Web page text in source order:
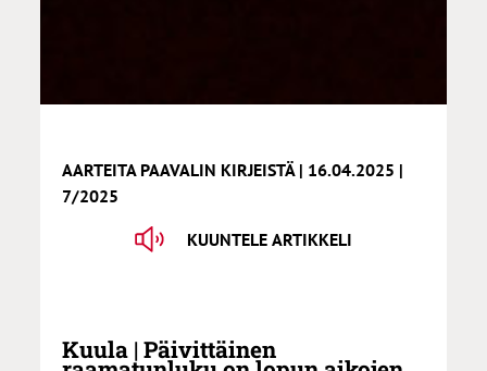
AARTEITA PAAVALIN KIRJEISTÄ | 16.04.2025 |
7/2025
KUUNTELE ARTIKKELI
Kuula | Päivittäinen